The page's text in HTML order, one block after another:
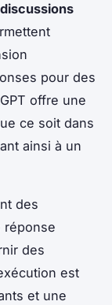
discussions
pour des
offre une
ce soit dans
ainsi à un
des
réponse
des
est
et une